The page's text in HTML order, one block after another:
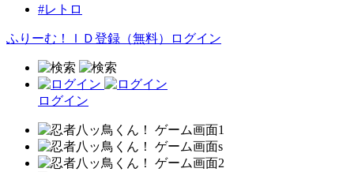
#レトロ
ふりーむ！ＩＤ登録（無料） ログイン
ログイン